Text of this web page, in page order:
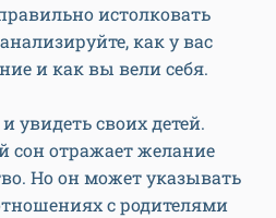
истолковать
как у вас
и как вы вели себя.
увидеть своих детей.
сон отражает желание
Но он может указывать
с родителями